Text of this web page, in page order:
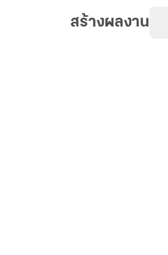
สร้างผลงาน